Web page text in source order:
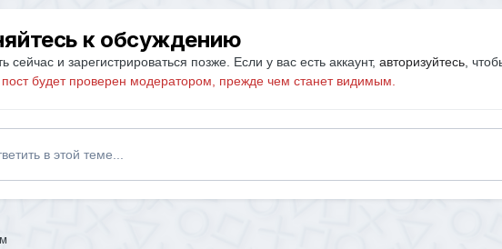
к обсуждению
сейчас и зарегистрироваться позже. Если у вас есть аккаунт, авторизуйтесь,
будет проверен модератором, прежде чем станет видимым.
в этой теме...